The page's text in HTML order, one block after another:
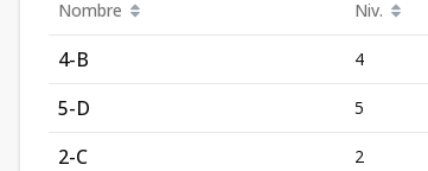
Nombre Niv.
4-B 4
5-D 5
2-C 2